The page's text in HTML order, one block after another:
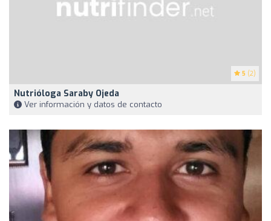
5 (2)
Nutrióloga Saraby Ojeda
Ver información y datos de contacto